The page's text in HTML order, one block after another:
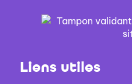
Liens utiles